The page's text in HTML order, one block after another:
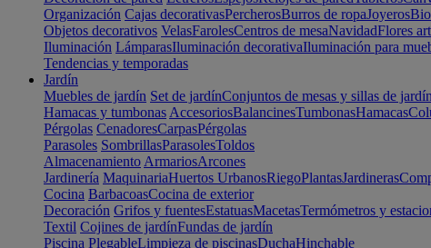
Organización Cajas decorativasPercherosBurros de ropaJoyeros
Objetos decorativos VelasFarolesCentros de mesaNavidadFlores
Iluminación LámparasIluminación decorativaIluminación para
Tendencias y temporadas
Jardín
Muebles de jardín Set de jardínConjuntos de mesas y sillas de jardín
Hamacas y tumbonas AccesoriosBalancinesTumbonasHamacas
Pérgolas CenadoresCarpasPérgolas
Parasoles SombrillasParasolesToldos
Almacenamiento ArmariosArcones
Jardinería MaquinariaHuertos UrbanosRiegoPlantasJardineras
Cocina BarbacoasCocina de exterior
Decoración Grifos y fuentesEstatuasMacetasTermómetros y
Textil Cojines de jardínFundas de jardín
Piscina PlegableLimpieza de piscinasDuchaHinchable